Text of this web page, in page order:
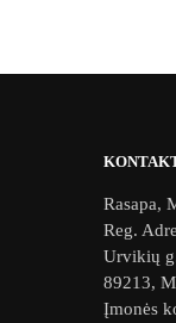
Rasapa,
Reg.
Urvikių
89213,
Įmonės